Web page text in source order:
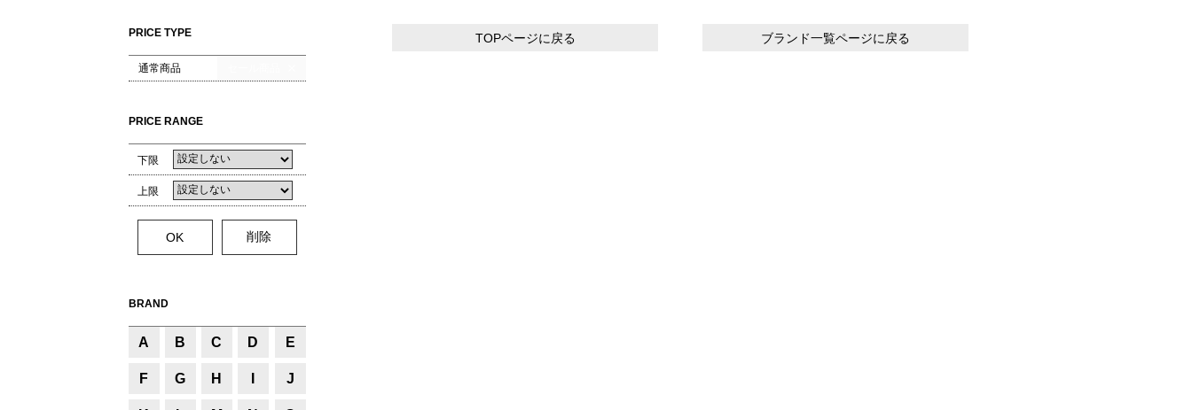
PRICE TYPE
通常商品
PRICE RANGE
下限
上限
BRAND
A B C D E
F G H J
TOPページに戻る ブランド一覧ページに戻る